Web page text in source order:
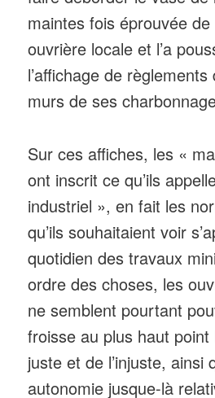
maintes fois éprouvée
ouvrière locale et l’a
l’affichage de règlements
murs de ses
Sur ces affiches, les «
ont inscrit ce qu’ils
industriel », en fait les
qu’ils souhaitaient voir
quotidien des travaux
ordre des choses, les
ne semblent pourtant
froisse au plus haut
juste et de l’injuste, ainsi
autonomie jusque-là